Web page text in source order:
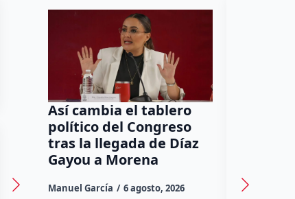
Así cambia el tablero
político del Congreso
tras la llegada de Díaz
Gayou a Morena
Manuel García 6 agosto, 2026
Canadá